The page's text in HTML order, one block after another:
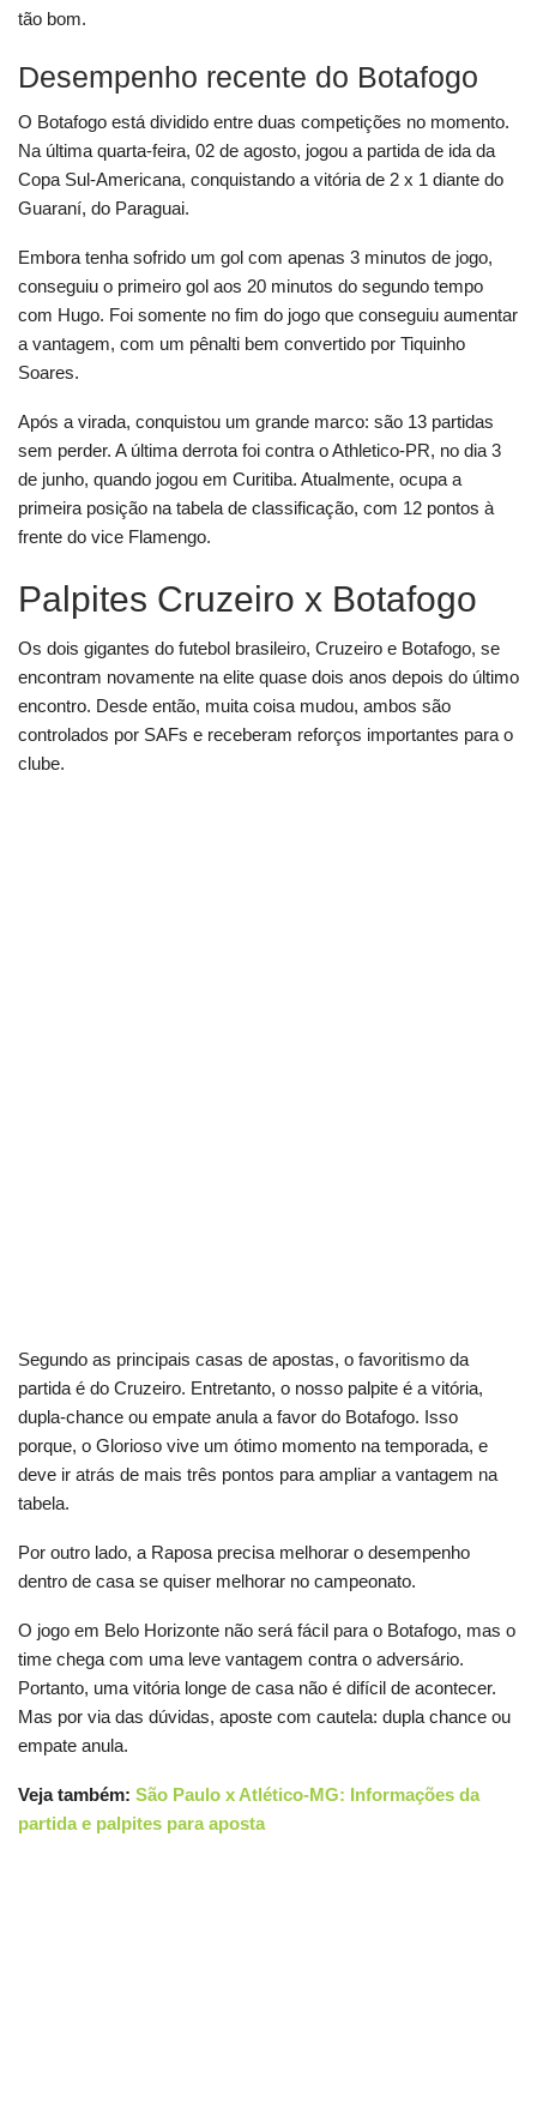
tão bom.
Desempenho recente do Botafogo
O Botafogo está dividido entre duas competições no momento.
Na última quarta-feira, 02 de agosto, jogou a partida de ida da
Copa Sul-Americana, conquistando a vitória de 2 x 1 diante do
Guaraní, do Paraguai.
Embora tenha sofrido um gol com apenas 3 minutos de jogo,
conseguiu o primeiro gol aos 20 minutos do segundo tempo
com Hugo. Foi somente no fim do jogo que conseguiu aumentar
a vantagem, com um pênalti bem convertido por Tiquinho
Soares.
Após a virada, conquistou um grande marco: são 13 partidas
sem perder. A última derrota foi contra o Athletico-PR, no dia 3
de junho, quando jogou em Curitiba. Atualmente, ocupa a
primeira posição na tabela de classificação, com 12 pontos à
frente do vice Flamengo.
Palpites Cruzeiro x Botafogo
Os dois gigantes do futebol brasileiro, Cruzeiro e Botafogo, se
encontram novamente na elite quase dois anos depois do último
encontro. Desde então, muita coisa mudou, ambos são
controlados por SAFs e receberam reforços importantes para o
clube.
Segundo as principais casas de apostas, o favoritismo da
partida é do Cruzeiro. Entretanto, o nosso palpite é a vitória,
dupla-chance ou empate anula a favor do Botafogo. Isso
porque, o Glorioso vive um ótimo momento na temporada, e
deve ir atrás de mais três pontos para ampliar a vantagem na
tabela.
Por outro lado, a Raposa precisa melhorar o desempenho
dentro de casa se quiser melhorar no campeonato.
O jogo em Belo Horizonte não será fácil para o Botafogo, mas o
time chega com uma leve vantagem contra o adversário.
Portanto, uma vitória longe de casa não é difícil de acontecer.
Mas por via das dúvidas, aposte com cautela: dupla chance ou
empate anula.
Veja também: São Paulo x Atlético-MG: Informações da
partida e palpites para aposta